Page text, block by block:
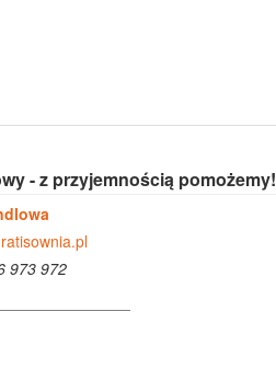
- z przyjemnością pomożemy!
973 972